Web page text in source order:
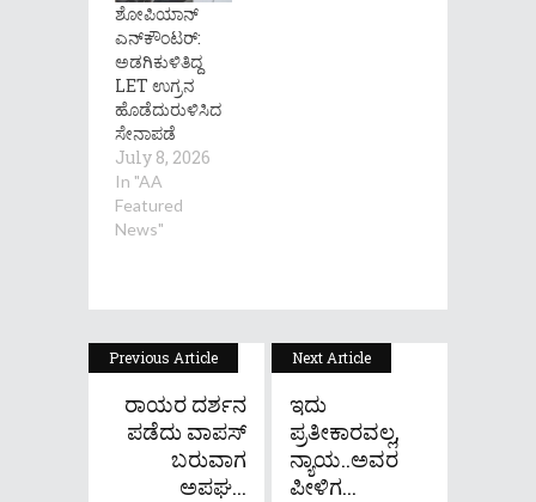
ಶೋಪಿಯಾನ್‌
ಎನ್‌ಕೌಂಟರ್‌:
ಅಡಗಿಕುಳಿತಿದ್ದ
LET ಉಗ್ರನ
ಹೊಡೆದುರುಳಿಸಿದ
ಸೇನಾಪಡೆ
July 8, 2026
In "AA
Featured
News"
Previous Article
ರಾಯರ ದರ್ಶನ
ಪಡೆದು ವಾಪಸ್​
ಬರುವಾಗ
ಅಪಘ...
Next Article
ಇದು
ಪ್ರತೀಕಾರವಲ್ಲ,
ನ್ಯಾಯ..ಅವರ
ಪೀಳಿಗ...